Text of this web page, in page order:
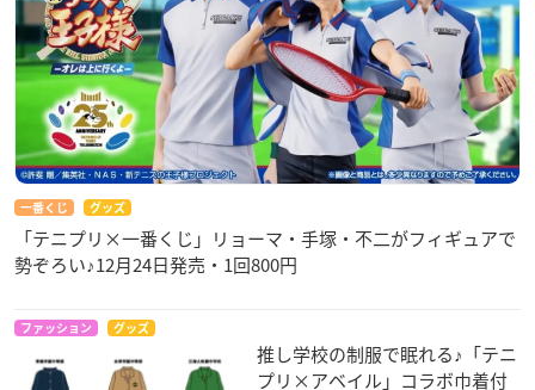
一番くじ グッズ
「テニプリ×一番くじ」リョーマ・手塚・不二がフィギュアで
勢ぞろい♪12月24日発売・1回800円
ファッション グッズ
推し学校の制服で眠れる♪「テニ
プリ×アベイル」コラボ巾着付